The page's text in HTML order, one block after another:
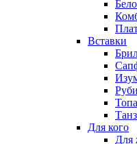
Вставки
Для кого
Для